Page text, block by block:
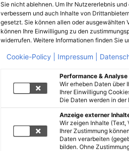
Sie nicht ablehnen. Um Ihr Nutzererlebnis
verbessern und auch Inhalte von
gesetzt. Sie können allen oder ausgewählten
können Ihre Einwilligung zu den
widerrufen. Weitere Informationen finden Sie
Cookie-Policy | Impressum |
Performance & Analyse
Wir erheben Daten über
Ihrer Einwilligung
Die Daten werden in der
Anzeige externer
Wir zeigen Inhalte
Ihrer Zustimmung
Daten verarbeiten
bilden. Ohne